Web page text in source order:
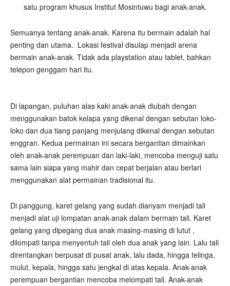
satu program khusus Institut Mosintuwu bagi anak-anak.
Semuanya tentang anak-anak. Karena itu bermain adalah hal
penting dan utama. Lokasi festival disulap menjadi arena
bermain anak-anak. Tidak ada playstation atau tablet, bahkan
telepon genggam hari itu.
Di lapangan, puluhan alas kaki anak-anak diubah dengan
menggunakan batok kelapa yang dikenal dengan sebutan loko-
loko dan dua tiang panjang menjulang dikenal dengan sebutan
enggran. Kedua permainan ini secara bergantian dimainkan
oleh anak-anak perempuan dan laki-laki, mencoba menguji satu
sama lain siapa yang mahir dan cepat berjalan atau berlari
menggunakan alat permainan tradisional itu.
Di panggung, karet gelang yang sudah dianyam menjadi tali
menjadi alat uji lompatan anak-anak dalam bermain tali. Karet
gelang yang dipegang dua anak masing-masing di lutut ,
dilompati tanpa menyentuh tali oleh dua anak yang lain. Lalu tali
direntangkan berpusat di pusat anak, lalu dada, hingga telinga,
mulut, kepala, hingga satu jengkal di atas kepala. Anak-anak
perempuan bergantian mencoba melompati tali. Anak-anak